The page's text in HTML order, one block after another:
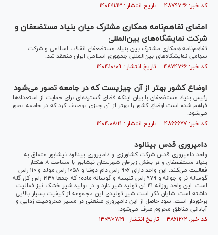
کد خبر: ۴۸۷۹۷۲۶ تاریخ انتشار : ۱۴۰۴/۱۱/۱۳
امضای تفاهم‌نامه همکاری مشترک میان بنیاد مستضعفان و
شرکت نمایشگاه‌های بین‌المللی
تفاهم‌نامه همکاری مشترک بین بنیاد مستضعفان انقلاب اسلامی و شرکت
سهامی نمایشگاه‌های بین‌المللی جمهوری اسلامی ایران منعقد شد.
کد خبر: ۴۸۷۴۷۶۶ تاریخ انتشار : ۱۴۰۴/۱۰/۰۹
اوضاع کشور بهتر از آن چیزیست که در جامعه تصور می‌شود
رئیس بنیاد مستضعفان با بیان اینکه فضای گسترده‌ای برای حمایت از استعداد‌ها
فراهم شده است اوضاع کشور را بهتر از آن چیزی توصیف کرد که در جامعه تصور
می‌شود.
کد خبر: ۴۸۶۶۶۷۷ تاریخ انتشار : ۱۴۰۴/۰۸/۲۱
دامپروری قدس بینالود
واحد دامپروری قدس شرکت کشاورزی و دامپروری بینالود نیشابور متعلق به
بنیاد مستضعفان و در بخش زبرخان شهرستان نیشابور با مساحت ۸ هکتار
فعالیت می‌کند. این واحد دارای ۹۰۶ راس دام دوشا و ۱۰۵۸ راس مولد و ۱۱۰ راس
گوساله نر و جوانه و ۹۷۹ راس تلیسه و گوساله ماده؛ که جمعا ۲۱۴۷ راس کل گله
است. این واحد روزانه ۴۱ تن تولید شیر دارد و در تولید شیر خشک نیز فعالیت
داشته است. شایان ذکر است شیر تولیدی این مجموعه از کیفیت بسیار بالایی
برخوردار است. سود حاصل از این دامپروری صنعتی در مسیر محرومیت زدایی و
آبادانی مناطق محروم صرف می‌شود.
کد خبر: ۴۸۶۱۲۶۲ تاریخ انتشار : ۱۴۰۴/۰۷/۲۱